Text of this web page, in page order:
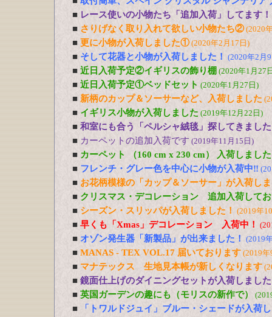
■ レース使いの小物たち「追加入荷」してます！
■ さりげなく取り入れて欲しい小物たち②(2020
■ 更に小物が入荷しました①(2020年2月17日)
■ そして花器と小物が入荷しました！ (2020年2月
■ 近日入荷予定②イギリスの飾り棚 (2020年1月27
■ 近日入荷予定①ベッドセット (2020年1月27日)
■ 新柄のカップ＆ソーサーなど、入荷しました
■ イギリス小物が入荷しました (2019年12月22日)
■ 和室にも合う「ペルシャ絨毯」探してきまし
■ カーペットの追加入荷です (2019年11月15日)
■ カーペット （160 cm x 230 cm） 入荷しました
■ フレンチ・グレー色を中心に小物が入荷中‼
■ お花柄模様の「カップ＆ソーサー」が入荷し
■ クリスマス・デコレーション 追加入荷して
■ シーズン・スリッパが入荷しました！ (2019年
■ 早くも「Xmas」デコレーション 入荷中！
■ オゾン発生器「新製品」が出来ました！ (2019
■ MANAS - TEX VOL.17 届いております (2019
■ マナテックス 生地見本帳が新しくなります
■ 鏡面仕上げのダイニングセットが入荷しました
■ 英国ガーデンの趣にも（モリスの新作で）
■
「トワルドジュイ」ブルー・シェードが入荷